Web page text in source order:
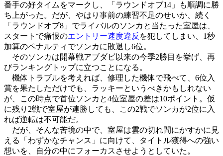
番手の好タイムをマークし、「ラウンドオブ14」も順調に勝
ち上がった。だが、やはり事前の練習不足のせいか、続く
「ラウンドオブ8」でライバルのソンカと当たった室屋は、
スタートで痛恨のエントリー速度違反 を犯してしまい、1秒
加算のペナルティでソンカに敗退し6位。
そのソンカは開幕戦アブダビ以来の今季2勝目を挙げ、再
びランキングトップに立つことになる。
機体トラブルを考えれば、修理した機体で飛べて、6位入
賞を果たしただけでも、ラッキーというべきかもしれない
が、この時点で首位ソンカと4位室屋の差は10ポイント。仮
に残り2戦で室屋が連勝しても、この2戦でソンカが2位に入
れば逆転は不可能だ。
だが、そんな苦境の中で、室屋は雲の切れ間にかすかに見
える「わずかなチャンス」に向けて、タイトル獲得への強い
想いを、自分の中にフォーカスさせようとしていた。